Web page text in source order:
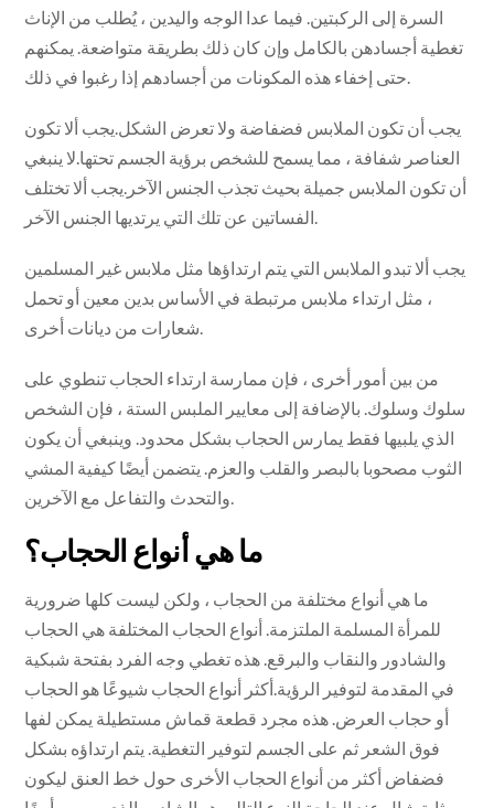
السرة إلى الركبتين. فيما عدا الوجه واليدين ، يُطلب من الإناث
تغطية أجسادهن بالكامل وإن كان ذلك بطريقة متواضعة. يمكنهم
يجب أن تكون الملابس فضفاضة ولا تعرض الشكل.يجب ألا تكون
العناصر شفافة ، مما يسمح للشخص برؤية الجسم تحتها.لا ينبغي
أن تكون الملابس جميلة بحيث تجذب الجنس الآخر.يجب ألا تختلف
الفساتين عن تلك التي يرتديها الجنس الآخر.
يجب ألا تبدو الملابس التي يتم ارتداؤها مثل ملابس غير المسلمين
، مثل ارتداء ملابس مرتبطة في الأساس بدين معين أو تحمل
شعارات من ديانات أخرى.
من بين أمور أخرى ، فإن ممارسة ارتداء الحجاب تنطوي على
سلوك وسلوك. بالإضافة إلى معايير الملبس الستة ، فإن الشخص
الذي يلبيها فقط يمارس الحجاب بشكل محدود. وينبغي أن يكون
الثوب مصحوبا بالبصر والقلب والعزم. يتضمن أيضًا كيفية المشي
والتحدث والتفاعل مع الآخرين.
ما هي أنواع الحجاب؟
ما هي أنواع مختلفة من الحجاب ، ولكن ليست كلها ضرورية
للمرأة المسلمة الملتزمة. أنواع الحجاب المختلفة هي الحجاب
والشادور والنقاب والبرقع. هذه تغطي وجه الفرد بفتحة شبكية
في المقدمة لتوفير الرؤية.أكثر أنواع الحجاب شيوعًا هو الحجاب
أو حجاب العرض. هذه مجرد قطعة قماش مستطيلة يمكن لفها
فوق الشعر ثم على الجسم لتوفير التغطية. يتم ارتداؤه بشكل
فضفاض أكثر من أنواع الحجاب الأخرى حول خط العنق ليكون